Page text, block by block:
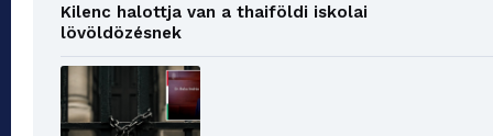
Kilenc halottja van a thaiföldi iskolai
lövöldözésnek